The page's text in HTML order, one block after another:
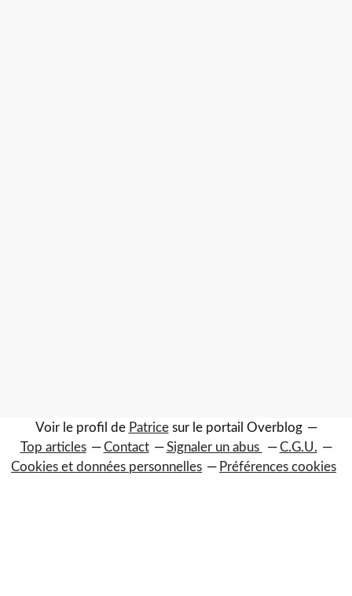
Voir le profil de Patricesur le portail Overblog
Top articles
Contact Signaler un abus
C.G.U.
Cookies et données personnelles
Préférences cookies